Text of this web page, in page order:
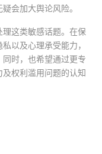
会加大舆论风险。
这类敏感话题。在保
以及心理承受能力，
时，也希望通过更专
权利滥用问题的认知